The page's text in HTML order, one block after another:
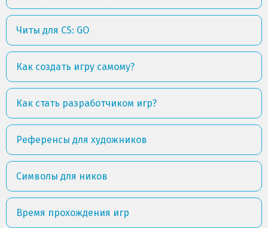
Читы для CS: GO
Как создать игру самому?
Как стать разработчиком игр?
Референсы для художников
Символы для ников
Время прохождения игр